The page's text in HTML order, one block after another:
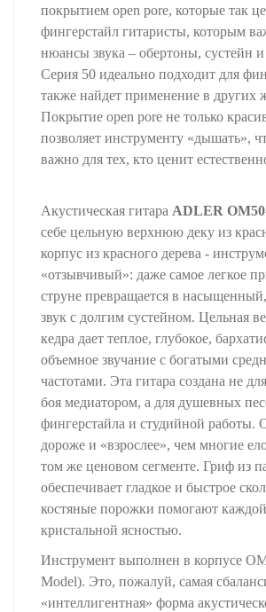
покрытием open pore, которые так
фингерстайл гитаристы, которым
нюансы звука – обертоны, сустейн
Серия 50 идеально подходит для
также найдет применение в других
Покрытие open pore не только
позволяет инструменту «дышать»,
важно для тех, кто ценит
Акустическая гитара ADLER
себе цельную верхнюю деку из
корпус из красного дерева -
«отзывчивый»: даже самое легкое
струне превращается в
звук с долгим сустейном. Цельная
кедра дает теплое, глубокое,
объемное звучание с богатыми
частотами. Эта гитара создана не
боя медиатором, а для душевных
фингерстайла и студийной работы.
дороже и «взрослее», чем многие
том же ценовом сегменте. Гриф из
обеспечивает гладкое и быстрое
костяные порожки помогают каждой
кристальной ясностью.
Инструмент выполнен в корпусе
Model). Это, пожалуй, самая
«интеллигентная» форма